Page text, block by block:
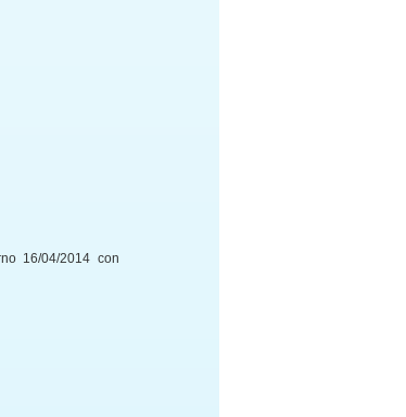
16/04/2014 con